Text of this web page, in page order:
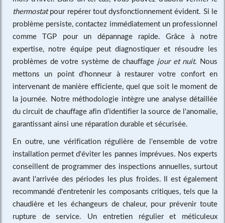
thermostatpour repérer tout dysfonctionnement évident. Si le
problème persiste, contactez immédiatement un professionnel
comme TGP pour un dépannage rapide. Grâce à notre
expertise, notre équipe peut diagnostiquer et résoudre les
problèmes de votre système de chauffage jour et nuit. Nous
mettons un point d'honneur à restaurer votre confort en
intervenant de manière efficiente, quel que soit le moment de
la journée. Notre méthodologie intègre une analyse détaillée
du circuit de chauffage afin d'identifier la source de l'anomalie,
garantissant ainsi une réparation durable et sécurisée.
En outre, une vérification régulière de l'ensemble de votre
installation permet d'éviter les pannes imprévues. Nos experts
conseillent de programmer des inspections annuelles, surtout
avant l'arrivée des périodes les plus froides. Il est également
recommandé d'entretenir les composants critiques, tels que la
chaudière et les échangeurs de chaleur, pour prévenir toute
rupture de service. Un entretien régulier et méticuleux